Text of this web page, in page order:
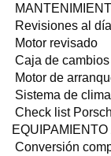
Revisiones al día
Motor revisado
Caja de
Motor de
Sistema de
Check list
Conversión